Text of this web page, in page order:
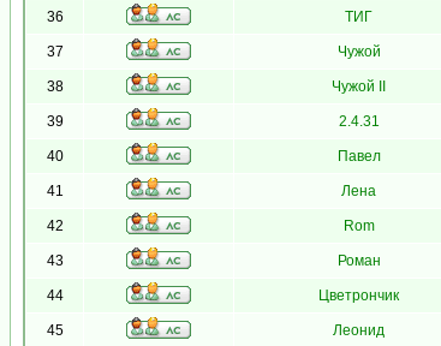
36 ТИГ
37 Чужой
38 Чужой II
39 2.4.31
40 Павел
41 Лена
42 Rom
43 Роман
44 Цветрончик
45 Леонид